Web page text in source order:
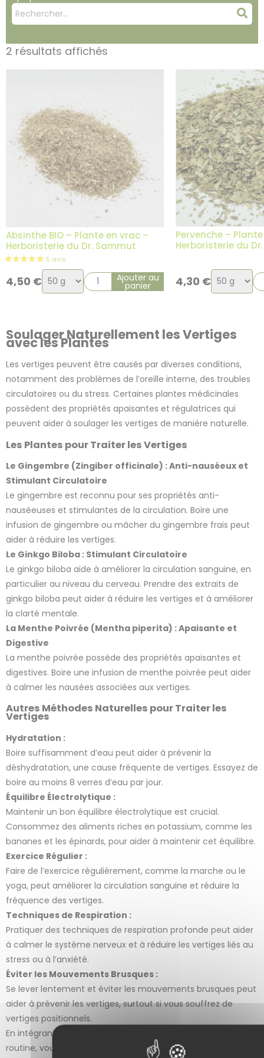
Mots
clés
:
Soulager Naturellement les Vertiges
avec les Plantes
Les vertiges peuvent être causés par diverses conditions,
notamment des problèmes de l’oreille interne, des troubles
circulatoires ou du stress. Certaines plantes médicinales
possèdent des propriétés apaisantes et régulatrices qui
peuvent aider à soulager les vertiges de manière naturelle.
Les Plantes pour Traiter les Vertiges
Le Gingembre (Zingiber officinale) : Anti-nauséeux et
Stimulant Circulatoire
Le gingembre est reconnu pour ses propriétés anti-
nauséeuses et stimulantes de la circulation. Boire une
infusion de gingembre ou mâcher du gingembre frais peut
aider à réduire les vertiges.
Le Ginkgo Biloba : Stimulant Circulatoire
Le ginkgo biloba aide à améliorer la circulation sanguine, en
particulier au niveau du cerveau. Prendre des extraits de
ginkgo biloba peut aider à réduire les vertiges et à améliorer
la clarté mentale.
La Menthe Poivrée (Mentha piperita) : Apaisante et
Digestive
La menthe poivrée possède des propriétés apaisantes et
digestives. Boire une infusion de menthe poivrée peut aider
à calmer les nausées associées aux vertiges.
Autres Méthodes Naturelles pour Traiter les
Vertiges
Hydratation :
Boire suffisamment d’eau peut aider à prévenir la
déshydratation, une cause fréquente de vertiges. Essayez de
boire au moins 8 verres d’eau par jour.
Équilibre Électrolytique :
Maintenir un bon équilibre électrolytique est crucial.
Consommez des aliments riches en potassium, comme les
bananes et les épinards, pour aider à maintenir cet équilibre.
Exercice Régulier :
Faire de l’exercice régulièrement, comme la marche ou le
yoga, peut améliorer la circulation sanguine et réduire la
fréquence des vertiges.
Techniques de Respiration :
Pratiquer des techniques de respiration profonde peut aider
à calmer le système nerveux et à réduire les vertiges liés au
stress ou à l’anxiété.
Éviter les Mouvements Brusques :
Se lever lentement et éviter les mouvements brusques peut
aider à prévenir les vertiges, surtout si vous souffrez de
vertiges positionnels.
En intégrant ces plantes et méthodes naturelles dans votre
routine, vous pouvez soulager les vertiges et améliorer votre
2 résultats affichés
Absinthe BIO – Plante en vrac –
Herboristerie du Dr. Sammut
5 avis
4,50 €Choix
de
Ajouter au
panier
Pervenche –
Herboristerie du
4,30 €Choix
de